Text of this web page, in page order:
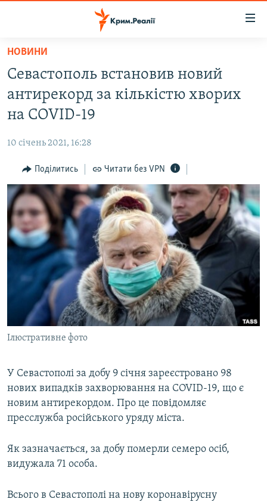
Перейти
основного
матеріалу
Перейти
до
основної
Перейти
до
пошуку
ВІДЕО ТА ФОТО
БЛОГИ
ПОГЛЯД
ІНТЕРВ'Ю
ВСЕ ЗА ДЕНЬ
СПЕЦПРОЕКТИ
ДЕПОРТАЦІЯ
ВІДЕОУРОКИ «ELIFBE»
СВІДЧЕННЯ ОКУПАЦІЇ
УКРАЇНСЬКА ПРОБЛЕМА КРИМУ
ІНФОГРАФІКА
ЯК ОБІЙТИ БЛОКУВАННЯ
Русский
Qırımtatar
ДОЛУЧАЙСЯ!
НОВИНИ
Севастополь встановив новий
антирекорд за кількістю хворих
на COVID-19
10 січень 2021, 16:28
Поділитись Читати без VPN
Ілюстративне фото
У Севастополі за добу 9 січня зареєстровано 98
нових випадків захворювання на COVID-19, що є
новим антирекордом. Про це повідомляє
пресслужба російського уряду міста.
Як зазначається, за добу померли семеро осіб,
видужала 71 особа.
Всього в Севастополі на нову коронавірусну